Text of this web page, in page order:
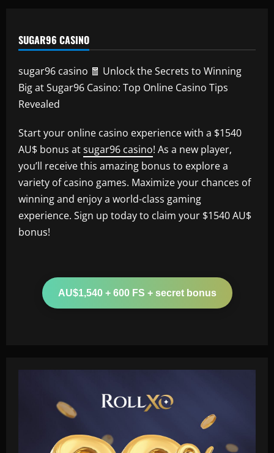
SUGAR96 CASINO
sugar96 casino 🧧 Unlock the Secrets to Winning
Big at Sugar96 Casino: Top Online Casino Tips
Revealed
Start your online casino experience with a $1540
AU$ bonus atsugar96 casino! As a new player,
you’ll receive this amazing bonus to explore a
variety of casino games. Maximize your chances of
winning and enjoy a world-class gaming
experience. Sign up today to claim your $1540 AU$
bonus!
AU$1,540 + 600 FS + secret bonus